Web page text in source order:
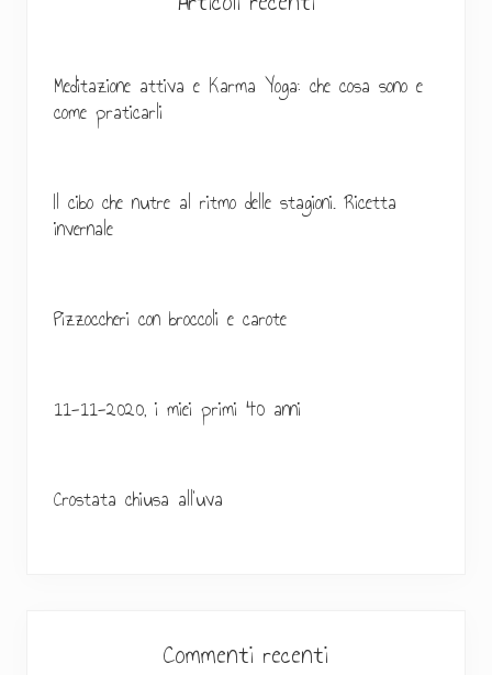
Meditazione attiva e Karma Yoga: che cosa sono e
come praticarli
Il cibo che nutre al ritmo delle stagioni. Ricetta
invernale
Pizzoccheri con broccoli e carote
11-11-2020, i miei primi 40 anni
Crostata chiusa all’uva
Commenti recenti